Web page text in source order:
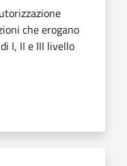
che erogano
I, II e III livello